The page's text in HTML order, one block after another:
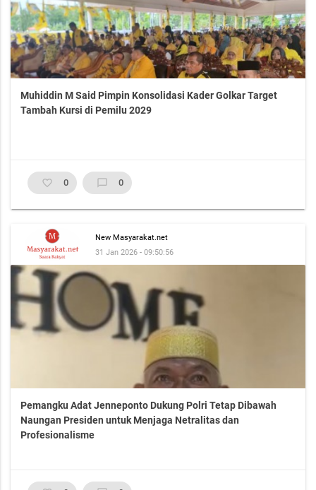
Muhiddin M Said Pimpin Konsolidasi Kader Golkar Target
Tambah Kursi di Pemilu 2029
favorite_border 0 chat_bubble_outline 0
New Masyarakat.net
31 Jan 2026 - 09:50:56
Pemangku Adat Jenneponto Dukung Polri Tetap Dibawah
Naungan Presiden untuk Menjaga Netralitas dan
Profesionalisme